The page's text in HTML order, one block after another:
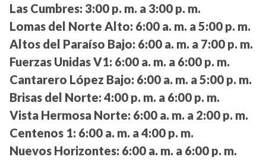
Las Cumbres: 3:00 p. m. a 3:00 p. m.
Lomas del Norte Alto: 6:00 a. m. a 5:00 p. m.
Altos del Paraíso Bajo: 6:00 a. m. a 7:00 p. m.
Fuerzas Unidas V1: 6:00 a. m. a 6:00 p. m.
Cantarero López Bajo: 6:00 a. m. a 5:00 p. m.
Brisas del Norte: 4:00 p. m. a 6:00 p. m.
Vista Hermosa Norte: 6:00 a. m. a 2:00 p. m.
Centenos 1: 6:00 a. m. a 4:00 p. m.
Nuevos Horizontes: 6:00 a. m. a 6:00 p. m.